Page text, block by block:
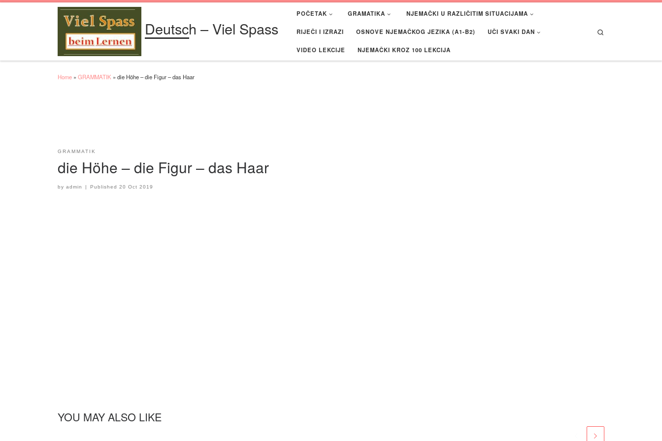
Deutsch – Viel Spass
POČETAK GRAMATIKA NJEMAČKI U RAZLIČITIM SITUACIJAMA
RIJEČI I IZRAZI OSNOVE NJEMAČKOG JEZIKA (A1-B2) UČI SVAKI DAN
VIDEO LEKCIJE NJEMAČKI KROZ 100 LEKCIJA
Home » GRAMMATIK » die Höhe – die Figur – das Haar
GRAMMATIK
die Höhe – die Figur – das Haar
by admin | Published20 Oct 2019
YOU MAY ALSO LIKE